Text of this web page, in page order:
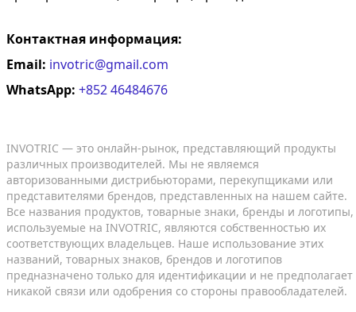
Контактная информация:
Email: invotric@gmail.com
WhatsApp: +852 46484676
INVOTRIC — это онлайн-рынок, представляющий продукты
различных производителей. Мы не являемся
авторизованными дистрибьюторами, перекупщиками или
представителями брендов, представленных на нашем сайте.
Все названия продуктов, товарные знаки, бренды и логотипы,
используемые на INVOTRIC, являются собственностью их
соответствующих владельцев. Наше использование этих
названий, товарных знаков, брендов и логотипов
предназначено только для идентификации и не предполагает
никакой связи или одобрения со стороны правообладателей.